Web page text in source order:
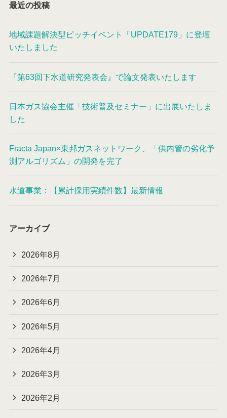
最近の投稿
地域課題解決型ピッチイベント「UPDATE179」に登壇
いたしました
『第63回下水道研究発表会』で論文発表いたします
日本ガス協会主催「技術普及セミナー」に出展いたしま
した
Fracta Japan×東邦ガスネットワーク、「供内管の劣化予
測アルゴリズム」の開発を完了
水道事業：【累計採用実績件数】最新情報
アーカイブ
2026年8月
2026年7月
2026年6月
2026年5月
2026年4月
2026年3月
2026年2月